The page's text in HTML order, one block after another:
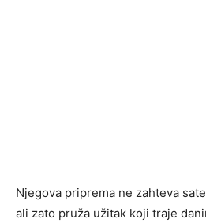
Njegova priprema ne zahteva
ali zato pruža užitak koji traje